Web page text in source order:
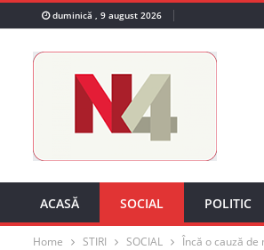
duminică , 9 august 2026
ACASĂ SOCIAL POLITIC
Home STIRI SOCIAL Încă o cauză